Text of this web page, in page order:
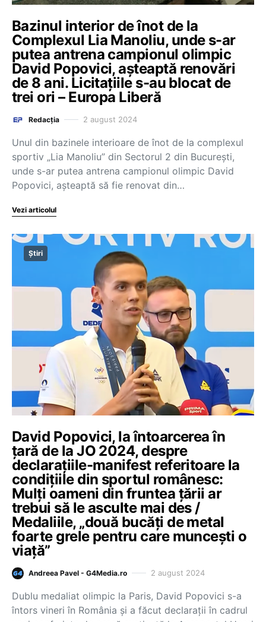
Bazinul interior de înot de la
Complexul Lia Manoliu, unde s-ar
putea antrena campionul olimpic
David Popovici, așteaptă renovări
de 8 ani. Licitațiile s-au blocat de
trei ori – Europa Liberă
Redacția 2 august 2024
Unul din bazinele interioare de înot de la complexul
sportiv „Lia Manoliu” din Sectorul 2 din București,
unde s-ar putea antrena campionul olimpic David
Popovici, așteaptă să fie renovat din…
Vezi articolul
Știri
David Popovici, la întoarcerea în
țară de la JO 2024, despre
declarațiile-manifest referitoare la
condițiile din sportul românesc:
Mulți oameni din fruntea țării ar
trebui să le asculte mai des /
Medaliile, „două bucăți de metal
foarte grele pentru care muncești o
viață”
Andreea Pavel - G4Media.ro 2 august 2024
Dublu medaliat olimpic la Paris, David Popovici s-a
întors vineri în România și a făcut declarații în cadrul